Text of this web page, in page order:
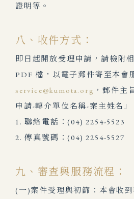
證明等。
八、收件方式：
即日起開放受理申請，請檢附
PDF 檔，以電子郵件寄至本會
service@kumota.org ，郵件主
申請-轉介單位名稱-案主姓名」
1. 聯絡電話：(04) 2254-5523
2. 傳真號碼：(04) 2254-5527
九、審查與服務流程：
(一)案件受理與初篩：本會收